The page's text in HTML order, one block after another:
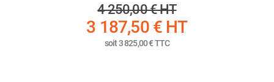
4 250,00 €HT
3 187,50 € HT
soit3 825,00 €TTC